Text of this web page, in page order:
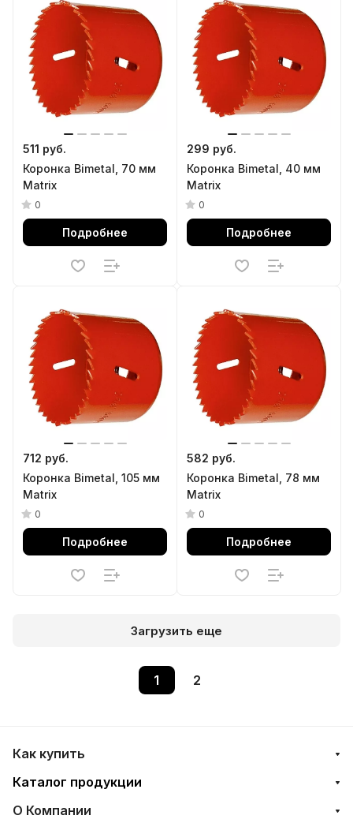
511 руб.
Коронка Bimetal, 70 мм
Matrix
0
Подробнее
299 руб.
Коронка Bimetal, 40 мм
Matrix
0
Подробнее
712 руб.
Коронка Bimetal, 105 мм
Matrix
0
Подробнее
582 руб.
Коронка Bimetal, 78 мм
Matrix
0
Подробнее
Загрузить еще
1 2
Как купить
Каталог продукции
О Компании